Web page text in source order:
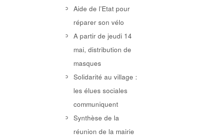
Aide de l’Etat pour
réparer son vélo
A partir de jeudi 14
mai, distribution de
masques
Solidarité au village :
les élues sociales
communiquent
Synthèse de la
réunion de la mairie